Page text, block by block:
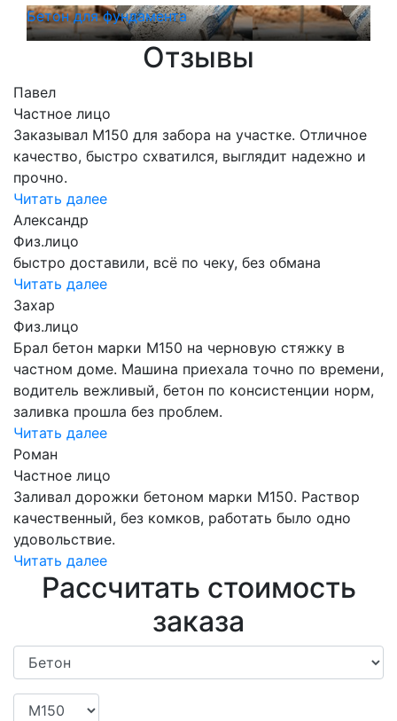
Бетон для фундамента
Отзывы
Павел
Частное лицо
Заказывал М150 для забора на участке. Отличное
качество, быстро схватился, выглядит надежно и
прочно.
Читать далее
Александр
Физ.лицо
быстро доставили, всё по чеку, без обмана
Читать далее
Захар
Физ.лицо
Брал бетон марки М150 на черновую стяжку в
частном доме. Машина приехала точно по времени,
водитель вежливый, бетон по консистенции норм,
заливка прошла без проблем.
Читать далее
Роман
Частное лицо
Заливал дорожки бетоном марки М150. Раствор
качественный, без комков, работать было одно
удовольствие.
Читать далее
Рассчитать стоимость
заказа